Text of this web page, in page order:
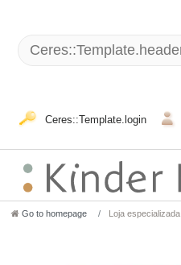
Ceres::Template.login
Go to homepage Loja especializada